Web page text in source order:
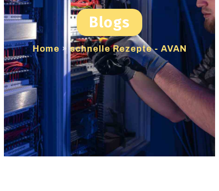
Blogs
Home » schnelle Rezepte - AVAN